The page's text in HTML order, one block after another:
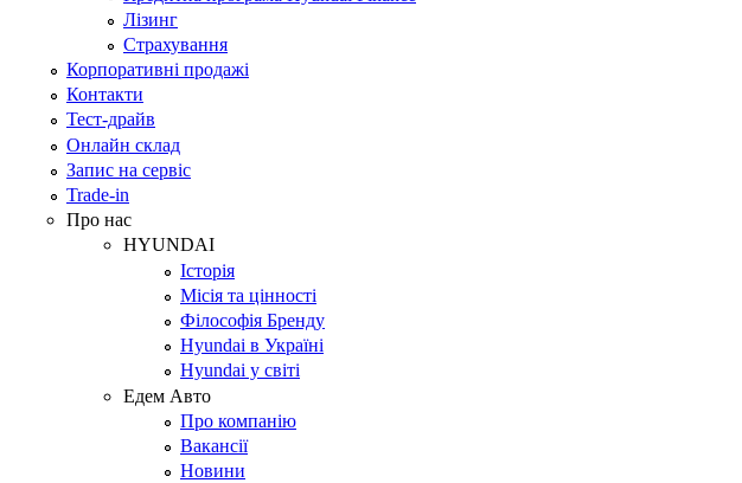
Лізинг
Страхування
Корпоративні продажі
Контакти
Тест-драйв
Онлайн склад
Запис на сервіс
Trade-in
Про нас
HYUNDAI
Історія
Місія та цінності
Філософія Бренду
Hyundai в Україні
Hyundai у світі
Едем Авто
Про компанію
Вакансії
Новини